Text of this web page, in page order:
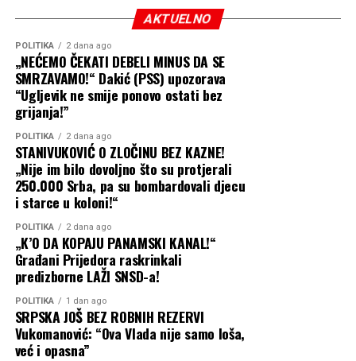
Umjesto da urade ono što im je u nadležnosti i smanje
iznos akciza, uz ukinanje PDV-a na opremu za bebe,
lijekove i osnovne životne namirnice, SNSD i Amidžić
mažu oči narodu, zaključuju naši sagovornici.
AKTUELNO
POLITIKA 2 dana ago
„NEĆEMO ČEKATI DEBELI MINUS DA SE
SMRZAVAMO!“ Dakić (PSS) upozorava
“Ugljevik ne smije ponovo ostati bez
grijanja!”
POLITIKA 2 dana ago
STANIVUKOVIĆ O ZLOČINU BEZ KAZNE!
„Nije im bilo dovoljno što su protjerali
250.000 Srba, pa su bombardovali djecu
i starce u koloni!“
POLITIKA 2 dana ago
„K’O DA KOPAJU PANAMSKI KANAL!“
Građani Prijedora raskrinkali
predizborne LAŽI SNSD-a!
POLITIKA 1 dan ago
SRPSKA JOŠ BEZ ROBNIH REZERVI
Vukomanović: “Ova Vlada nije samo loša,
već i opasna”